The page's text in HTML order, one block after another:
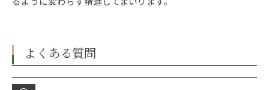
よくある質問